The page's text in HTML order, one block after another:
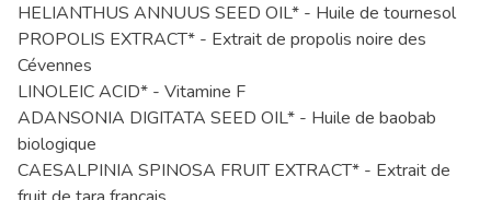
HELIANTHUS ANNUUS SEED OIL* - Huile de tournesol
PROPOLIS EXTRACT* - Extrait de propolis noire des
Cévennes
LINOLEIC ACID* - Vitamine F
ADANSONIA DIGITATA SEED OIL* - Huile de baobab
biologique
CAESALPINIA SPINOSA FRUIT EXTRACT* - Extrait de